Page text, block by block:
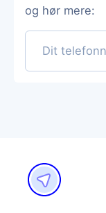
og hør mere: